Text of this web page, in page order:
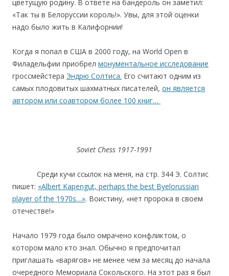
цветущую родину. В ответе на бандероль он заметил:
«Так ты в Белоруссии король!». Увы, для этой оценки
надо было жить в Калифорнии!
Когда я попал в США в 2000 году, на World Open в
Филадельфии приобрел монументальное исследование
гроссмейстера Эндрю Солтиса. Его считают одним из
самых плодовитых шахматных писателей, он является
автором или соавтором более 100 книг…
Soviet Chess 1917-1991
Среди кучи ссылок на меня, на стр. 344 Э. Солтис
пишет: «Albert Kapengut, perhaps the best Byelorussian
player of the 1970s…». Воистину, «нет пророка в своем
отечестве!»
Начало 1979 года было омрачено конфликтом, о
котором мало кто знал. Обычно я предпочитал
приглашать «варягов» не менее чем за месяц до начала
очередного Мемориала Сокольского. На этот раз я был